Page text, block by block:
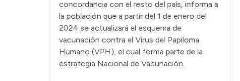
concordancia con el resto del país, informa a
la población que a partir del 1 de enero del
2024 se actualizará el esquema de
vacunación contra el Virus del Papiloma
Humano (VPH), el cual forma parte de la
estrategia Nacional de Vacunación.